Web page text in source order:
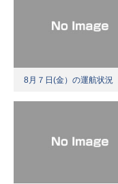
8月７日(金）の運航状況